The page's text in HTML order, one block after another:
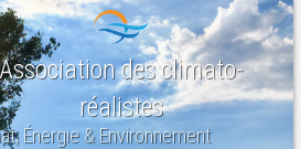
des climato-
réalistes
Énergie & Environnement